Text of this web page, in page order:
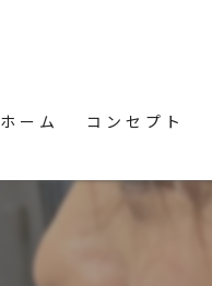
ホーム コンセプト